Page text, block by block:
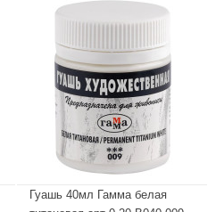
Гуашь 40мл Гамма белая